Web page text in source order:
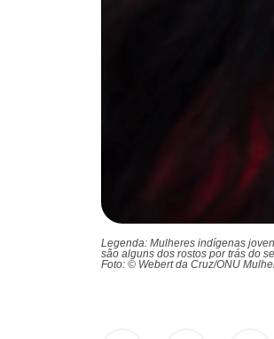
Legenda: Mulheres indígenas
são alguns dos rostos por trás do
Foto: © Webert da Cruz/ONU